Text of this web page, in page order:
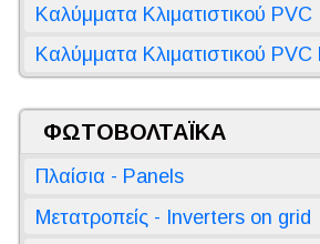
Καλύμματα Κλιματιστικού PVC
Καλύμματα Κλιματιστικού
ΦΩΤΟΒΟΛΤΑΪΚΑ
Πλαίσια - Panels
Μετατροπείς - Inverters on grid